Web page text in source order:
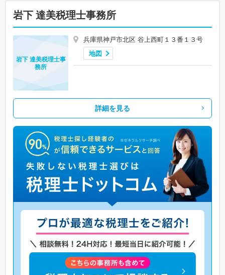
岩下 達美税理士事務所
兵庫県神戸市北区 谷上西町１３番１３号
地図
岩下 達美税理士事
務所
詳細を見る